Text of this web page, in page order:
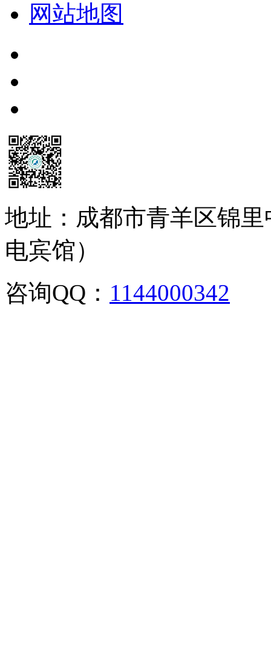
网站地图
地址：成都市青羊区锦
电宾馆）
咨询QQ： 1144000342